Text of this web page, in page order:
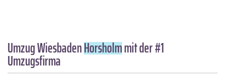
Umzug WiesbadenHorsholmmit der #1
Umzugsfirma